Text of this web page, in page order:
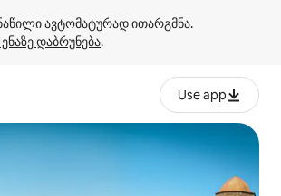
დაბრუნება.
Use app